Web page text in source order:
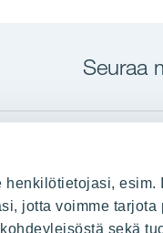
henkilötietojasi,
jotta voimme
sekä
Seuraa
Tietoa YIT:stä